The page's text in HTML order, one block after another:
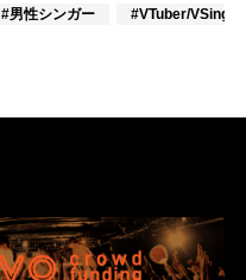
#男性シンガー
#VTuber/VSinger